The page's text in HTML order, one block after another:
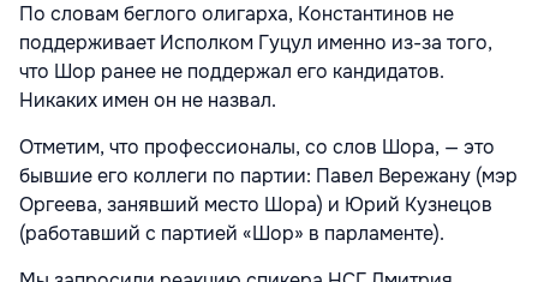
По словам беглого олигарха, Константинов не
поддерживает Исполком Гуцул именно из-за того,
что Шор ранее не поддержал его кандидатов.
Никаких имен он не назвал.
Отметим, что профессионалы, со слов Шора, — это
бывшие его коллеги по партии: Павел Вережану (мэр
Оргеева, занявший место Шора) и Юрий Кузнецов
(работавший с партией «Шор» в парламенте).